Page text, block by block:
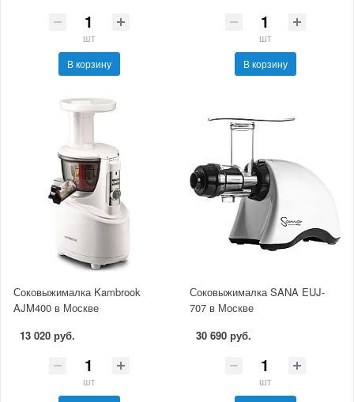
шт
В корзину
шт
В корзину
Соковыжималка Kambrook
AJM400 в Москве
13 020 руб.
шт
Соковыжималка SANA EUJ-
707 в Москве
30 690 руб.
шт